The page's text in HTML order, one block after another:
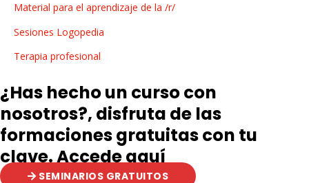
Material para el aprendizaje de la /r/
Sesiones Logopedia
Terapia profesional
¿Has hecho un curso con
nosotros?, disfruta de las
formaciones gratuitas con tu
clave. Accede aquí
SEMINARIOS GRATUITOS